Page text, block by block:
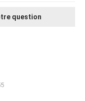
question